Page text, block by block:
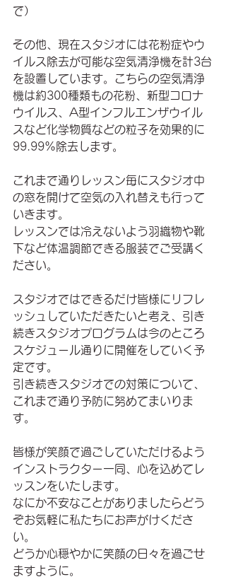
で）
その他、現在スタジオには花粉症やウ
イルス除去が可能な空気清浄機を計3台
を設置しています。こちらの空気清浄
機は約300種類もの花粉、新型コロナ
ウイルス、A型インフルエンザウイル
スなど化学物質などの粒子を効果的に
99.99%除去します。
これまで通りレッスン毎にスタジオ中
の窓を開けて空気の入れ替えも行って
いきます。
レッスンでは冷えないよう羽織物や靴
下など体温調節できる服装でご受講く
ださい。
スタジオではできるだけ皆様にリフレ
ッシュしていただきたいと考え、引き
続きスタジオプログラムは今のところ
スケジュール通りに開催をしていく予
定です。
引き続きスタジオでの対策について、
これまで通り予防に努めてまいりま
す。
皆様が笑顔で過ごしていただけるよう
インストラクター一同、心を込めてレ
ッスンをいたします。
なにか不安なことがありましたらどう
ぞお気軽に私たちにお声がけくださ
い。
どうか心穏やかに笑顔の日々を過ごせ
ますように。